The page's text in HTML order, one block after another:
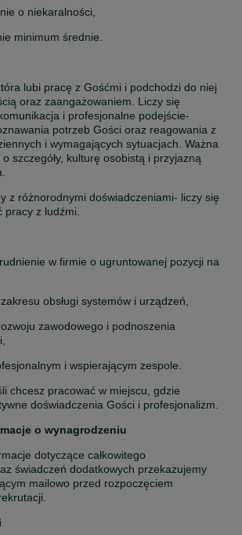
o niekaralności,
minimum średnie.
lubi pracę z Gośćmi i podchodzi do niej
oraz zaangażowaniem. Liczy się
i profesjonalne podejście-
potrzeb Gości oraz reagowania z
i wymagających sytuacjach. Ważna
o szczegóły, kulturę osobistą i przyjazną
z różnorodnymi doświadczeniami- liczy się
pracy z ludźmi.
w firmie o ugruntowanej pozycji na
obsługi systemów i urządzeń,
zawodowego i podnoszenia
i wspierającym zespole.
chcesz pracować w miejscu, gdzie
doświadczenia Gości i profesjonalizm.
o wynagrodzeniu
dotyczące całkowitego
świadczeń dodatkowych przekazujemy
mailowo przed rozpoczęciem